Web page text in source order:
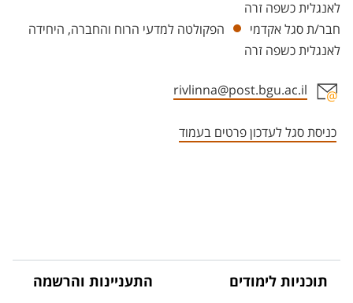
לאנגלית כשפה זרה
חבר/ת סגל אקדמי
הפקולטה למדעי הרוח והחברה, היחידה
לאנגלית כשפה זרה
rivlinna@post.bgu.ac.il
כניסת סגל לעדכון פרטים בעמוד
תוכניות לימודים התעניינות והרשמה